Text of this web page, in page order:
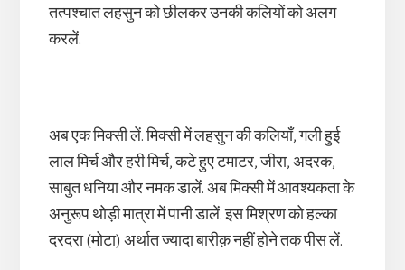
तत्पश्चात लहसुन को छीलकर उनकी कलियों को अलग
करलें.
अब एक मिक्सी लें. मिक्सी में लहसुन की कलियाँ, गली हुई
लाल मिर्च और हरी मिर्च, कटे हुए टमाटर, जीरा, अदरक,
साबुत धनिया और नमक डालें. अब मिक्सी में आवश्यकता के
अनुरूप थोड़ी मात्रा में पानी डालें. इस मिश्रण को हल्का
दरदरा (मोटा) अर्थात ज्यादा बारीक़ नहीं होने तक पीस लें.